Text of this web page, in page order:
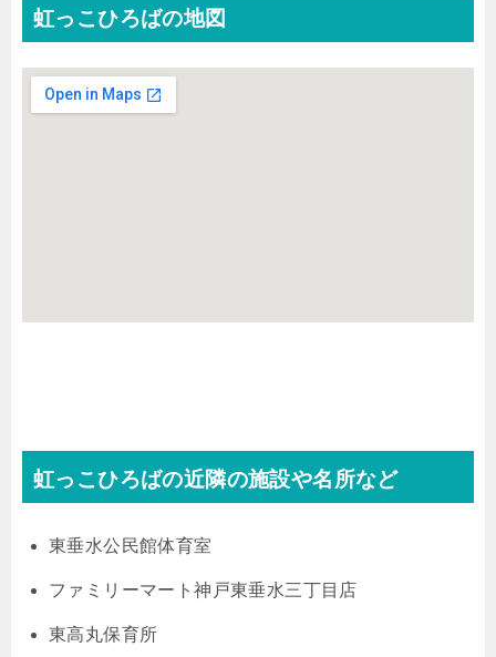
虹っこひろばの地図
虹っこひろばの近隣の施設や名所など
東垂水公民館体育室
ファミリーマート神戸東垂水三丁目店
東高丸保育所